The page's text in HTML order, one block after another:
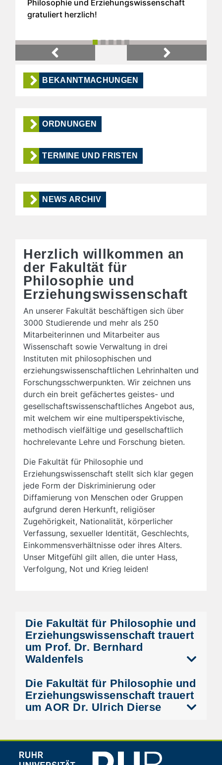
Philosophie und Erziehungswissenschaft
gratuliert herzlich!
Previous Next
BEKANNTMACHUNGEN
ORDNUNGEN
TERMINE UND FRISTEN
NEWS ARCHIV
Herzlich willkommen an
der Fakultät für
Philosophie und
Erziehungswissenschaft
An unserer Fakultät beschäftigen sich über
3000 Studierende und mehr als 250
Mitarbeiterinnen und Mitarbeiter aus
Wissenschaft sowie Verwaltung in drei
Instituten mit philosophischen und
erziehungswissenschaftlichen Lehrinhalten und
Forschungsschwerpunkten. Wir zeichnen uns
durch ein breit gefächertes geistes- und
gesellschaftswissenschaftliches Angebot aus,
mit welchem wir eine multiperspektivische,
methodisch vielfältige und gesellschaftlich
hochrelevante Lehre und Forschung bieten.
Die Fakultät für Philosophie und
Erziehungswissenschaft stellt sich klar gegen
jede Form der Diskriminierung oder
Diffamierung von Menschen oder Gruppen
aufgrund deren Herkunft, religiöser
Zugehörigkeit, Nationalität, körperlicher
Verfassung, sexueller Identität, Geschlechts,
Einkommensverhältnisse oder ihres Alters.
Unser Mitgefühl gilt allen, die unter Hass,
Verfolgung, Not und Krieg leiden!
Die Fakultät für Philosophie und
Erziehungswissenschaft trauert
um Prof. Dr. Bernhard
Waldenfels
Die Fakultät für Philosophie und
Erziehungswissenschaft trauert
um AOR Dr. Ulrich Dierse